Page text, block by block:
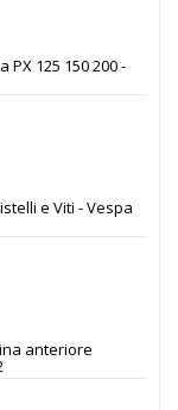
125 150 200 -
e Viti - Vespa
anteriore